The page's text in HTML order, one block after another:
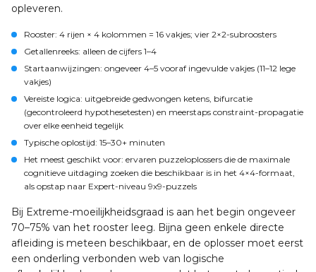
opleveren.
Rooster: 4 rijen × 4 kolommen = 16 vakjes; vier 2×2-subroosters
Getallenreeks: alleen de cijfers 1–4
Startaanwijzingen: ongeveer 4–5 vooraf ingevulde vakjes (11–12 lege
vakjes)
Vereiste logica: uitgebreide gedwongen ketens, bifurcatie
(gecontroleerd hypothesetesten) en meerstaps constraint-propagatie
over elke eenheid tegelijk
Typische oplostijd: 15–30+ minuten
Het meest geschikt voor: ervaren puzzeloplossers die de maximale
cognitieve uitdaging zoeken die beschikbaar is in het 4×4-formaat,
als opstap naar Expert-niveau 9x9-puzzels
Bij Extreme-moeilijkheidsgraad is aan het begin ongeveer
70–75% van het rooster leeg. Bijna geen enkele directe
afleiding is meteen beschikbaar, en de oplosser moet eerst
een onderling verbonden web van logische